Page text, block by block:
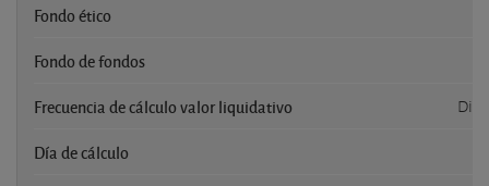
Fondo ético
Fondo de fondos
Frecuencia de cálculo valor liquidativo
Día de cálculo